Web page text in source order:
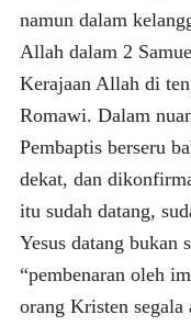
namun dalam
Allah dalam 2
Kerajaan Allah di
Romawi. Dalam
Pembaptis berseru
dekat, dan
itu sudah datang,
Yesus datang bukan
“pembenaran oleh
orang Kristen segala